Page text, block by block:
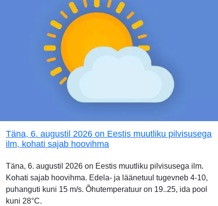
Täna, 6. augustil 2026 on Eestis muutliku pilvisusega
ilm, kohati sajab hoovihma
Täna, 6. augustil 2026 on Eestis muutliku pilvisusega ilm.
Kohati sajab hoovihma. Edela- ja läänetuul tugevneb 4-10,
puhanguti kuni 15 m/s. Õhutemperatuur on 19..25, ida pool
kuni 28°C.